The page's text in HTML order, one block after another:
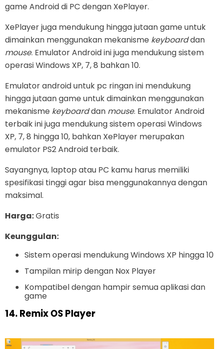
game Android di PC dengan XePlayer.
XePlayer juga mendukung hingga jutaan game untuk
dimainkan menggunakan mekanisme keyboarddan
mouse. Emulator Android ini juga mendukung sistem
operasi Windows XP, 7, 8 bahkan 10.
Emulator android untuk pc ringan ini mendukung
hingga jutaan game untuk dimainkan menggunakan
mekanisme keyboarddan mouse. Emulator Android
terbaik ini juga mendukung sistem operasi Windows
XP, 7, 8 hingga 10, bahkan XePlayer merupakan
emulator PS2 Android terbaik.
Sayangnya, laptop atau PC kamu harus memiliki
spesifikasi tinggi agar bisa menggunakannya dengan
maksimal.
Harga:Gratis
Keunggulan:
Sistem operasi mendukung Windows XP hingga 10
Tampilan mirip dengan Nox Player
Kompatibel dengan hampir semua aplikasi dan
game
14. Remix OS Player